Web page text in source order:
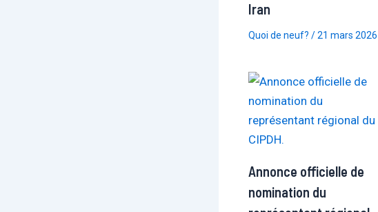
Iran
Quoi de neuf? /21 mars 2026
Annonce officielle de
nomination du